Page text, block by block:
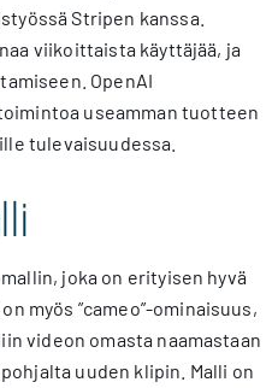
Stripen kanssa.
viikoittaista käyttäjää, ja
OpenAI
useamman tuotteen
tulevaisuudessa.
joka on erityisen hyvä
myös ”cameo”-ominaisuus,
videon omasta naamastaan
uuden klipin. Malli on